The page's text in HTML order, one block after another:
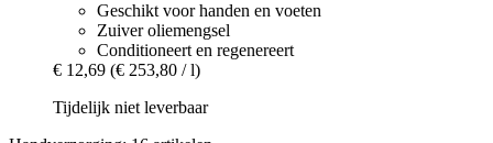
Geschikt voor handen en voeten
Zuiver oliemengsel
Conditioneert en regenereert
€ 12,69 (€ 253,80 / l)
Tijdelijk niet leverbaar